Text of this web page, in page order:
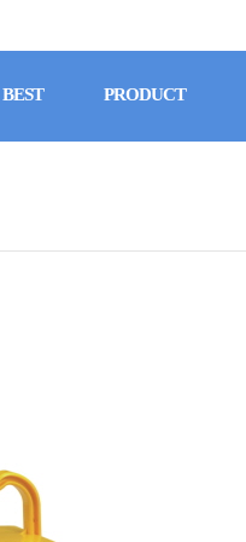
BEST PRODUCT